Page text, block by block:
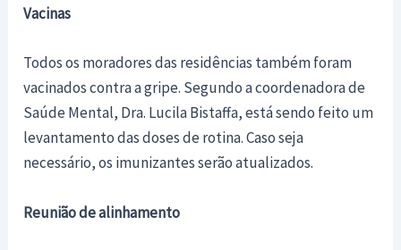
Vacinas
Todos os moradores das residências também foram
vacinados contra a gripe. Segundo a coordenadora de
Saúde Mental, Dra. Lucila Bistaffa, está sendo feito um
levantamento das doses de rotina. Caso seja
necessário, os imunizantes serão atualizados.
Reunião de alinhamento